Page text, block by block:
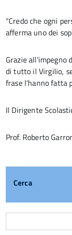
“Credo che ogni
afferma uno dei
Grazie all’impegno
di tutto il Virgilio,
frase l’hanno fatta
Il Dirigente
Prof. Roberto
Cerca